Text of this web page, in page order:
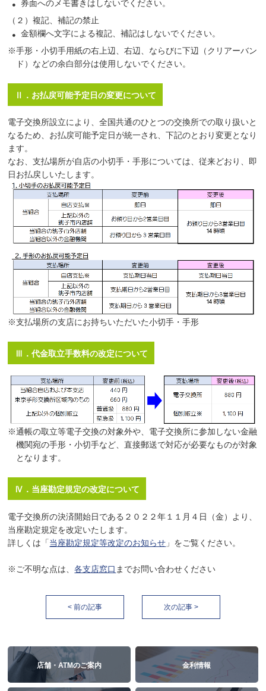
券面へのメモ書きはしないでください。
（２）複記、補記の禁止
金額欄へ文字による複記、補記はしないでください。
※手形・小切手用紙の右上辺、右辺、ならびに下辺（クリアーバン
ド）などの余白部分は使用しないでください。
Ⅱ．お払戻可能予定日の変更について
電子交換所設立により、全国共通のひとつの交換所での取り扱いと
なるため、お払戻可能予定日が統一され、下記のとおり変更となり
ます。
なお、支払場所が自店の小切手・手形については、従来どおり、即
日お払戻しいたします。
※支払場所の支店にお持ちいただいた小切手・手形
Ⅲ．代金取立手数料の改定について
※通帳の取立等電子交換の対象外や、電子交換所に参加しない金融
機関宛の手形・小切手など、直接郵送で対応が必要なものが対象
となります。
Ⅳ．当座勘定規定の改定について
電子交換所の決済開始日である２０２２年１１月４日（金）より、
当座勘定規定を改定いたします。
詳しくは「当座勘定規定等改定のお知らせ 」をご覧ください。
※ご不明な点は、各支店窓口 までお問い合わせください
< 前の記事 次の記事 >
店舗・ATMのご案内 金利情報